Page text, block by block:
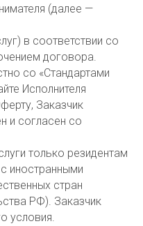
(далее —
в соответствии со
договора.
со «Стандартами
Исполнителя
Заказчик
и согласен со
только резидентам
иностранными
стран
РФ). Заказчик
условия.